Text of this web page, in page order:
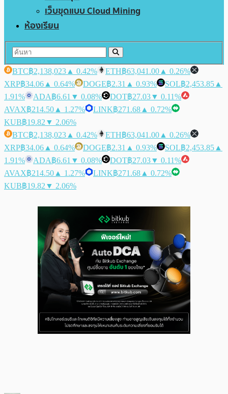
เว็บขุดแบบ Cloud Mining
ห้องเรียน
BTC฿2,138,023 ▲ 0.42% ETH฿63,041.00 ▲ 0.26%
XRP฿34.06 ▲ 0.64% DOGE฿2.31 ▲ 0.93% SOL฿2,453.85 ▲
1.91%
ADA฿6.61 ▼ 0.08% DOT฿27.03▼ 0.11%
AVAX฿214.50 ▲ 1.27% LINK฿271.68 ▲ 0.72%
KUB฿19.82 ▼ 2.06%
BTC฿2,138,023 ▲ 0.42% ETH฿63,041.00 ▲ 0.26%
XRP฿34.06 ▲ 0.64% DOGE฿2.31 ▲ 0.93% SOL฿2,453.85 ▲
1.91%
ADA฿6.61 ▼ 0.08% DOT฿27.03▼ 0.11%
AVAX฿214.50 ▲ 1.27% LINK฿271.68 ▲ 0.72%
KUB฿19.82 ▼ 2.06%